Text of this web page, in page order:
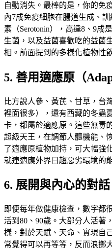
自動消失。最棒的是，你的免
內7成免疫細胞在腸道生成、
素（Serotonin），高達8、9成
生菌，以及益菌喜歡吃的益菌
相。前面提到的多樣化植物性
5. 善用適應原（
比方說人參、黃芪、甘草，台
裡面很多），還有西藏的冬蟲
卡，都屬於適應原。這些無毒
超級天王，在調節人體機能、
了適應原植物加持，可大幅強
就連適應外界日趨惡劣環境的
6. 展開與內心的對話
即便每年做健康檢查，數字都
活到80、90歲。大部分人活著
樣，對於天賦、天命、實現自
常覺得可以再等等，反而浪擲